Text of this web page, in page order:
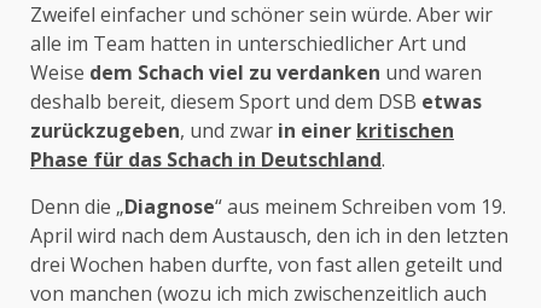
Zweifel einfacher und schöner sein würde. Aber wir
alle im Team hatten in unterschiedlicher Art und
Weise dem Schach viel zu verdanken und waren
deshalb bereit, diesem Sport und dem DSB etwas
zurückzugeben, und zwar in einer kritischen
Phase für das Schach in Deutschland.
Denn die „Diagnose“ aus meinem Schreiben vom 19.
April wird nach dem Austausch, den ich in den letzten
drei Wochen haben durfte, von fast allen geteilt und
von manchen (wozu ich mich zwischenzeitlich auch